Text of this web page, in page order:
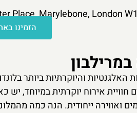
הזמינו
והיוקרתיות ביותר
אירוח יוקרתית במיוחד, יש
ואווירה ייחודית. הנה כמה